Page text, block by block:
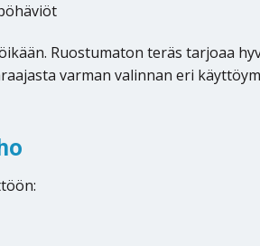
Ruostumaton teräs tarjoaa
varman valinnan eri